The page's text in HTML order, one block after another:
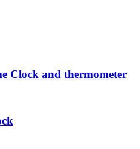
Clock and thermometer